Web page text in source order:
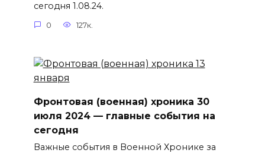
сегодня 1.08.24.
0 127к.
Фронтовая (военная) хроника 30
июля 2024 — главные события на
сегодня
Важные события в Военной Хронике за